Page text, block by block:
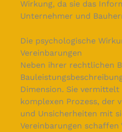
Wirkung, da sie das
Unternehmer und
Die psychologische
Vereinbarungen
Neben ihrer rechtlichen
Dimension. Sie
komplexen Prozess, der
und Unsicherheiten mit
Vereinbarungen